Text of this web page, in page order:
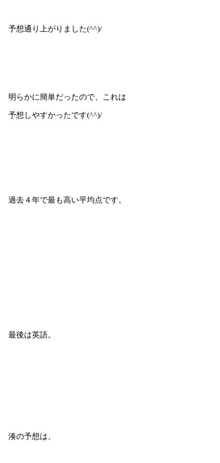
予想通り上がりました(^^)/
明らかに簡単だったので、これは
予想しやすかったです(^^)/
過去４年で最も高い平均点です。
最後は英語。
湊の予想は、